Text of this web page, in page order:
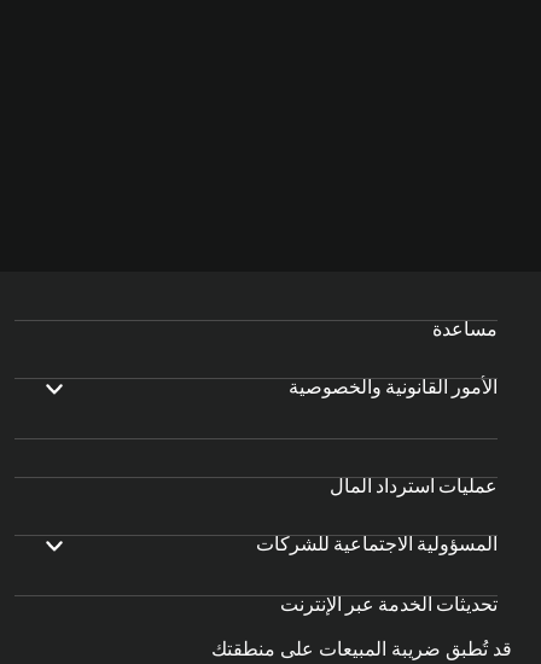
مساعدة
الأمور القانونية والخصوصية
عمليات استرداد المال
المسؤولية الاجتماعية للشركات
تحديثات الخدمة عبر الإنترنت
قد تُطبق ضريبة المبيعات على منطقتك